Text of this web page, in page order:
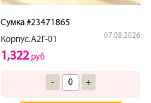
Сумка #23471865
Корпус.А2Г-01
07.08.2026
1,322руб
- +